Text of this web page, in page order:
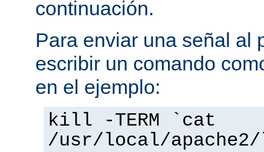
continuación.
Para enviar una señal al
escribir un comando
en el ejemplo:
kill -TERM `cat
/usr/local/